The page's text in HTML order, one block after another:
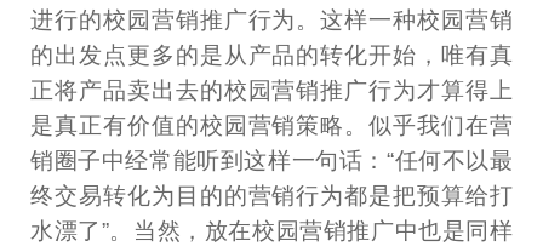
进行的校园营销推广行为。这样一种校园营销
的出发点更多的是从产品的转化开始，唯有真
正将产品卖出去的校园营销推广行为才算得上
是真正有价值的校园营销策略。似乎我们在营
销圈子中经常能听到这样一句话：“任何不以最
终交易转化为目的的营销行为都是把预算给打
水漂了”。当然，放在校园营销推广中也是同样